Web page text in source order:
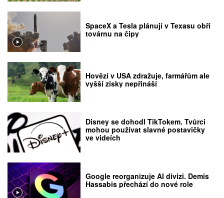
SpaceX a Tesla plánují v Texasu obří
továrnu na čipy
Hovězí v USA zdražuje, farmářům ale
vyšší zisky nepřináší
Disney se dohodl TikTokem. Tvůrci
mohou používat slavné postavičky
ve videích
Google reorganizuje AI divizi. Demis
Hassabis přechází do nové role